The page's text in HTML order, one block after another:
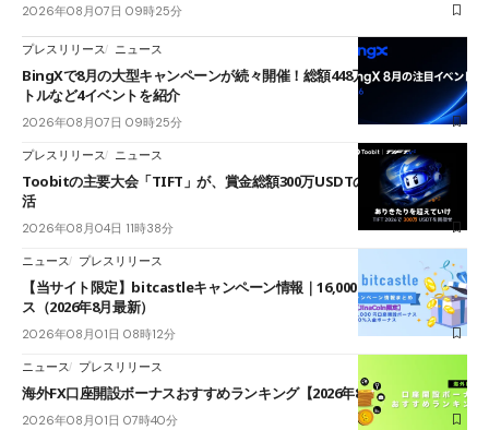
2026年08月07日 09時25分
プレスリリース ニュース
BingXで8月の大型キャンペーンが続々開催！総額448万USDT超のAIバ
トルなど4イベントを紹介
2026年08月07日 09時25分
プレスリリース ニュース
Toobitの主要大会「TIFT」が、賞金総額300万USDTのレースとして復
活
2026年08月04日 11時38分
ニュース プレスリリース
【当サイト限定】bitcastleキャンペーン情報｜16,000円口座開設ボーナ
ス（2026年8月最新）
2026年08月01日 08時12分
ニュース プレスリリース
海外FX口座開設ボーナスおすすめランキング【2026年8月最新】
2026年08月01日 07時40分